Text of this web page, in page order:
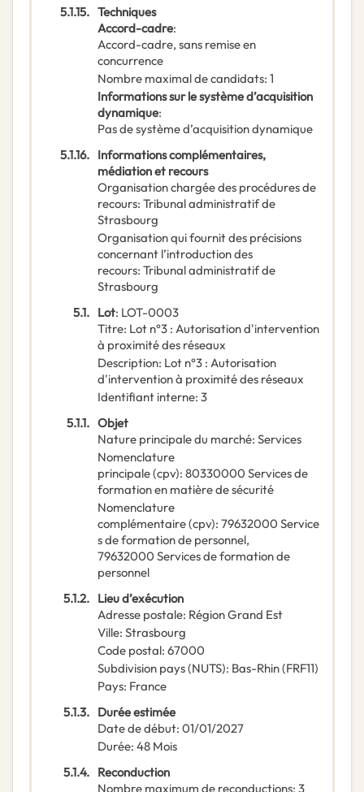
5.1.15. Techniques
Accord-cadre:
Accord-cadre, sans remise en
concurrence
Nombre maximal de candidats: 1
Informations sur le système d’acquisition
dynamique:
Pas de système d’acquisition dynamique
5.1.16. Informations complémentaires,
médiation et recours
Organisation chargée des procédures de
recours: Tribunal administratif de
Strasbourg
Organisation qui fournit des précisions
concernant l’introduction des
recours: Tribunal administratif de
Strasbourg
5.1. Lot: LOT-0003
Titre: Lot n°3 : Autorisation d'intervention
à proximité des réseaux
Description: Lot n°3 : Autorisation
d'intervention à proximité des réseaux
Identifiant interne: 3
5.1.1. Objet
Nature principale du marché: Services
Nomenclature
principale(cpv): 80330000 Services de
formation en matière de sécurité
Nomenclature
complémentaire(cpv): 79632000 Service
s de formation de personnel,
79632000 Services de formation de
personnel
5.1.2. Lieu d’exécution
Adresse postale: Région Grand Est
Ville: Strasbourg
Code postal: 67000
Subdivision pays (NUTS): Bas-Rhin(FRF11)
Pays: France
5.1.3. Durée estimée
Date de début: 01/01/2027
Durée: 48 Mois
5.1.4. Reconduction
Nombre maximum de reconductions: 3